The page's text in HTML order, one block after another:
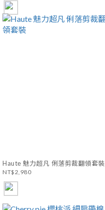
Haute 魅力超凡 俐落剪裁翻領套裝
NT$2,980